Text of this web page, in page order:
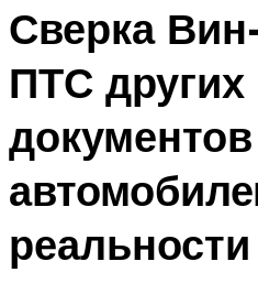
Сверка
ПТС других
реальности